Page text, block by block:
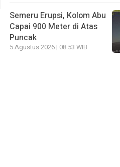
Semeru Erupsi, Kolom Abu
Capai 900 Meter di Atas
Puncak
5 Agustus 2026 | 08:53 WIB